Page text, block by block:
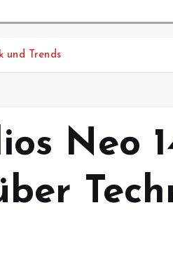
und Trends
Neo